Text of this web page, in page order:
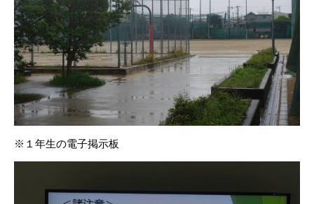
※１年生の電子掲示板